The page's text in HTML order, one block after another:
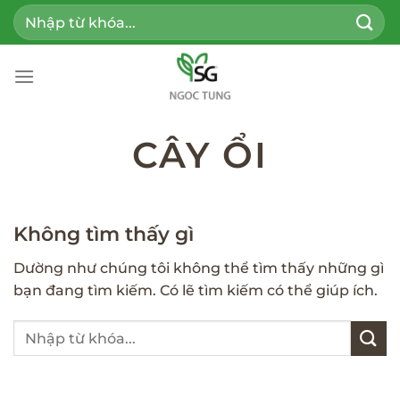
Bỏ
qua
dung
Tìm
kiếm:
CÂY ỔI
Không tìm thấy gì
Dường như chúng tôi không thể tìm thấy những gì
bạn đang tìm kiếm. Có lẽ tìm kiếm có thể giúp ích.